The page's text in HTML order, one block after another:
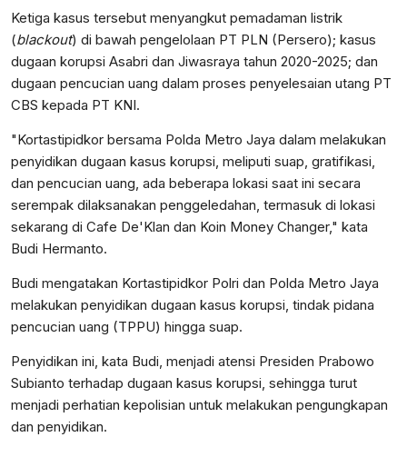
Ketiga kasus tersebut menyangkut pemadaman listrik
(blackout) di bawah pengelolaan PT PLN (Persero); kasus
dugaan korupsi Asabri dan Jiwasraya tahun 2020-2025; dan
dugaan pencucian uang dalam proses penyelesaian utang PT
CBS kepada PT KNI.
"Kortastipidkor bersama Polda Metro Jaya dalam melakukan
penyidikan dugaan kasus korupsi, meliputi suap, gratifikasi,
dan pencucian uang, ada beberapa lokasi saat ini secara
serempak dilaksanakan penggeledahan, termasuk di lokasi
sekarang di Cafe De'Klan dan Koin Money Changer," kata
Budi Hermanto.
Budi mengatakan Kortastipidkor Polri dan Polda Metro Jaya
melakukan penyidikan dugaan kasus korupsi, tindak pidana
pencucian uang (TPPU) hingga suap.
Penyidikan ini, kata Budi, menjadi atensi Presiden Prabowo
Subianto terhadap dugaan kasus korupsi, sehingga turut
menjadi perhatian kepolisian untuk melakukan pengungkapan
dan penyidikan.